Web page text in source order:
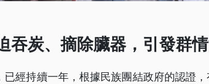
吞炭、摘除臟器，引發群
經持續一年，根據民族團結政府的認證